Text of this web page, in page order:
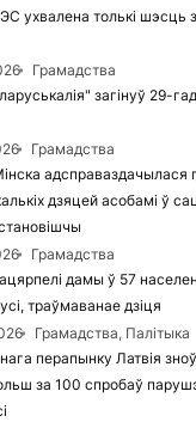
ухвалена толькі шэсць
Грамадства
загінуў 29-
Грамадства
адсправаздачылася
дзяцей асобамі ў
Грамадства
дамы ў 57
траўмаванае дзіця
Грамадства, Палітыка
перапынку Латвія зноў
за 100 спробаў